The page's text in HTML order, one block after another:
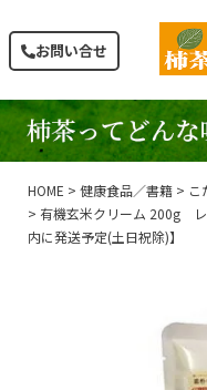
お問い合せ
HOME 健康食品／書籍
こ
有機玄米クリーム 200g
内に発送予定(土日祝除)】